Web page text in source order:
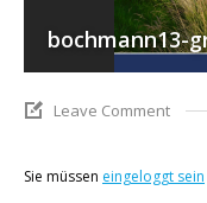
bochmann13-
Leave Comment
Sie müssen eingeloggt sein